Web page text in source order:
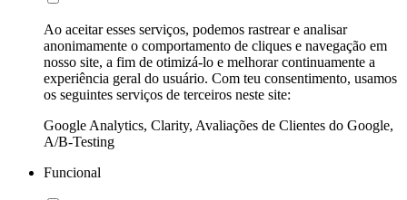
Ao aceitar esses serviços, podemos rastrear e analisar
anonimamente o comportamento de cliques e navegação em
nosso site, a fim de otimizá-lo e melhorar continuamente a
experiência geral do usuário. Com teu consentimento, usamos
os seguintes serviços de terceiros neste site:
Google Analytics, Clarity, Avaliações de Clientes do Google,
A/B-Testing
Funcional